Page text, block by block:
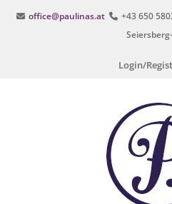
Inhalt
office@paulinas.at +43 650
Login/